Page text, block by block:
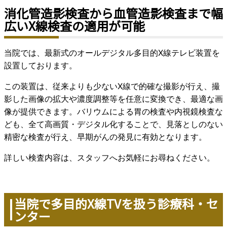
消化管造影検査から血管造影検査まで幅
広いX線検査の適用が可能
当院では、最新式のオールデジタル多目的X線テレビ装置を
設置しております。
この装置は、従来よりも少ないX線で的確な撮影が行え、撮
影した画像の拡大や濃度調整等を任意に変換でき、最適な画
像が提供できます。バリウムによる胃の検査や内視鏡検査な
ども、全て高画質・デジタル化することで、見落としのない
精密な検査が行え、早期がんの発見に有効となります。
詳しい検査内容は、スタッフへお気軽にお尋ねください。
当院で多目的X線TVを扱う診療科・セ
ンター